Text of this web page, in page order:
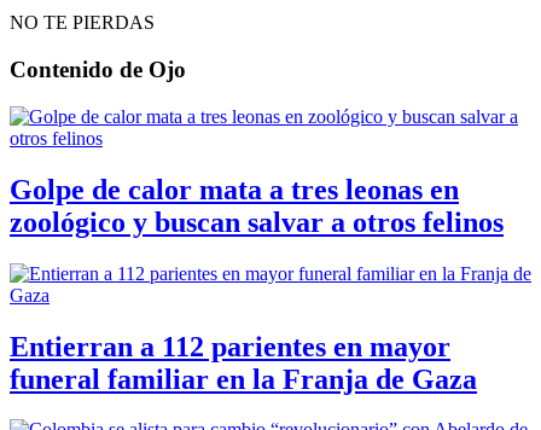
NO TE PIERDAS
Contenido de Ojo
Golpe de calor mata a tres leonas en
zoológico y buscan salvar a otros felinos
Entierran a 112 parientes en mayor
funeral familiar en la Franja de Gaza